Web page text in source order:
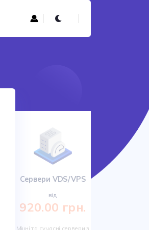
Сервери VDS/VPS
від
920.00 грн.